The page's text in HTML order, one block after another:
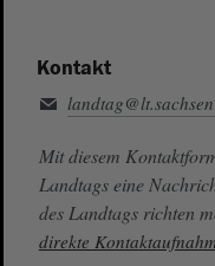
Kontakt
Mit diesem
Landtags eine
des Landtags richten
direkte